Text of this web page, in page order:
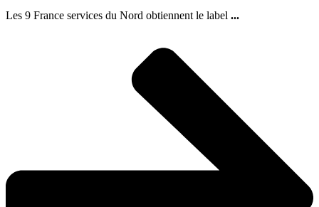
Les 9 France services du Nord obtiennent le label ...